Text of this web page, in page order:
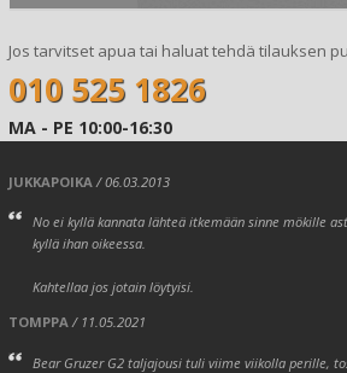
Jos tarvitset apua tai haluat tehdä tilauksen
010 525 1826
MA - PE 10:00-16:30
JUKKAPOIKA/ 06.03.2013
No ei kyllä kannata lähteä itkemään sinne mökille
kyllä ihan oikeessa.
Kahtellaa jos jotain löytyisi.
TOMPPA/ 11.05.2021
Bear Gruzer G2 taljajousi tuli viime viikolla perille,